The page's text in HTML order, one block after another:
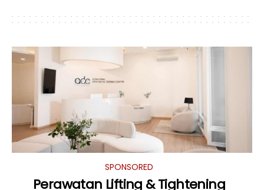
SPONSORED
Perawatan Lifting & Tightening